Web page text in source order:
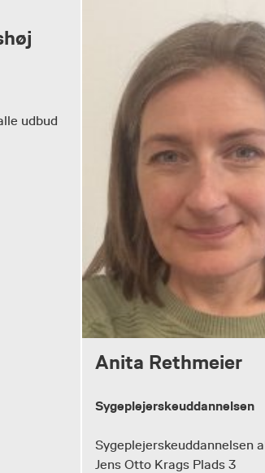
udbud
Anita Rethmeier
Sygeplejerskeuddannelsen
Sygeplejerskeuddannelsen
Jens Otto Krags Plads 3